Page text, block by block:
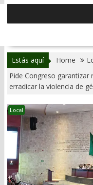
Estás aquí Home
Pide Congreso garantizar
erradicar la violencia de
Local